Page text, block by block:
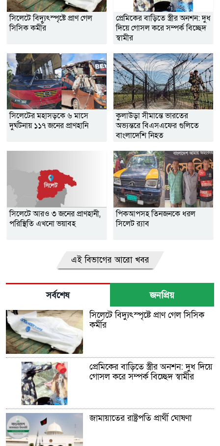
সিলেটে বিদ্যুৎস্পৃষ্টে প্রাণ গেল
সিসিক কর্মীর
প্রেমিকের বাড়িতে স্ত্রীর অনশন: দুধ
দিয়ে গোসল করে সম্পর্ক বিচ্ছেদ
স্বামীর
সিলেটের মহাসড়কে ৬ মাসে
দুর্ঘটনায় ১১৭ জনের প্রাণহানি
কুলাউড়া সীমান্তে ভারতের
অভ্যন্তরে বিএসএফের গুলিতে
বাংলাদেশি নিহত
সিলেটে আরও ৩ জনের প্রাণহানী,
পরিস্থিতি এখনো ভয়াবহ
পিকআপসহ তিনজনকে ধরল
সিলেট র‌্যাব
এই বিভাগের আরো খবর
সর্বশেষ জনপ্রিয়
সিলেটে বিদ্যুৎস্পৃষ্টে প্রাণ গেল সিসিক
কর্মীর
প্রেমিকের বাড়িতে স্ত্রীর অনশন: দুধ দিয়ে
গোসল করে সম্পর্ক বিচ্ছেদ স্বামীর
জামায়াতের রাষ্ট্রপতি প্রার্থী ঘোষণা